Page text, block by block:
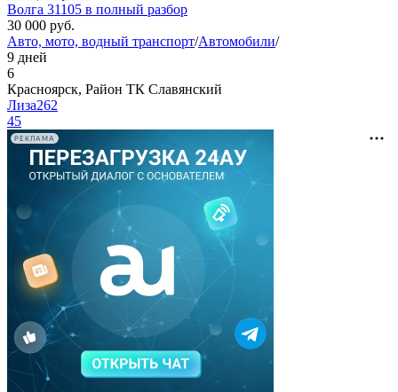
Волга 31105 в полный разбор
30 000 руб.
Авто, мото, водный транспорт/Автомобили/
9 дней
6
Красноярск, Район ТК Славянский
Лиза262
45
РЕКЛАМА